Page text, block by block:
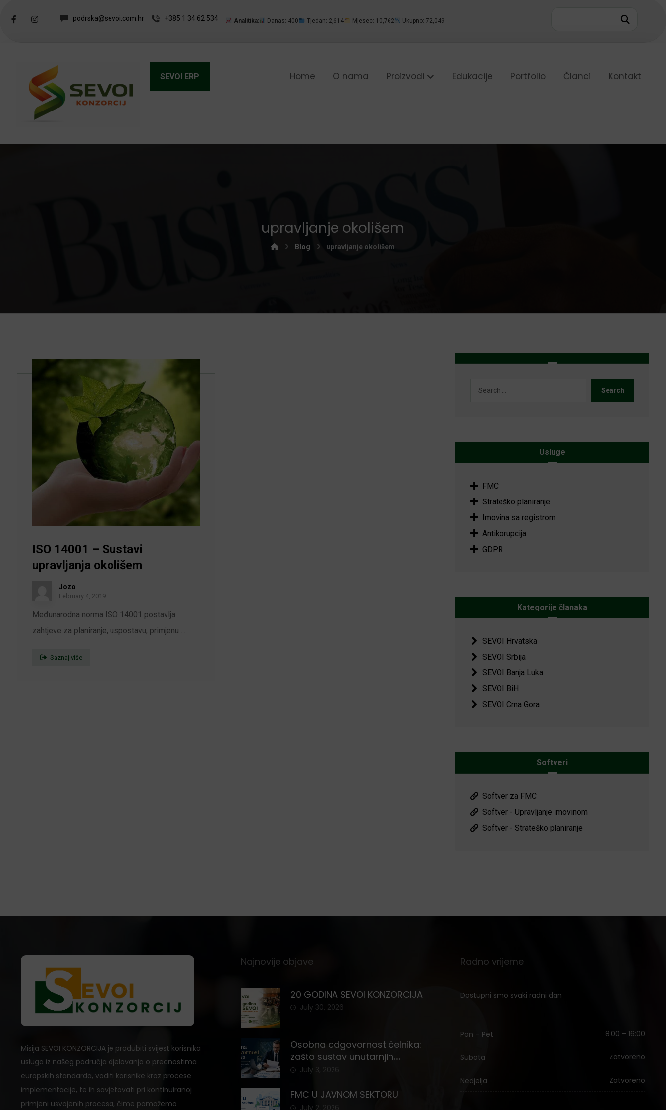
podrska@sevoi.com.hr +385 1 34 62 534 Analitika: Danas: 400 Tjedan: 2,614 Mjesec: 10,762 Ukupno: 72,049
SEVOI ERP Home O nama Proizvodi Edukacije Portfolio Članci Kontakt
upravljanje okolišem
Blog upravljanje okolišem
ISO 14001 – Sustavi
upravljanja okolišem
Jozo
February 4, 2019
Međunarodna norma ISO 14001 postavlja
zahtjeve za planiranje, uspostavu, primjenu ...
Saznaj više
Search
Usluge
FMC
Strateško planiranje
Imovina sa registrom
Antikorupcija
GDPR
Kategorije članaka
SEVOI Hrvatska
SEVOI Srbija
SEVOI Banja Luka
SEVOI BiH
SEVOI Crna Gora
Softveri
Softver za FMC
Softver - Upravljanje imovinom
Softver - Strateško planiranje
Misija SEVOI KONZORCIJA je produbiti svijest korisnika
usluga iz našeg područja djelovanja o prednostima
europskih standarda, voditi korisnike kroz procese
implementacije, te ih savjetovati pri kontinuiranoj
primjeni usvojenih procesa, čime pomažemo
Najnovije objave
20 GODINA SEVOI KONZORCIJA
July 30, 2026
Osobna odgovornost čelnika:
zašto sustav unutarnjih
kontrola i registar imovine
July 3, 2026
FMC U JAVNOM SEKTORU
July 2, 2026
Radno vrijeme
Dostupni smo svaki radni dan
Pon – Pet 8:00 – 16:00
Subota Zatvoreno
Nedjelja Zatvoreno